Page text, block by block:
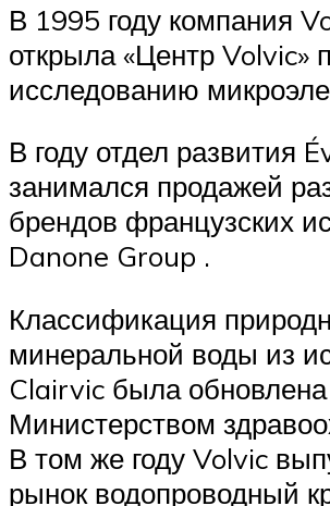
В 1995 году компания
открыла «Центр Volvic»
исследованию
В году отдел развития
занимался продажей
брендов французских
Danone Group .
Классификация
минеральной воды из
Clairvic была обновлена
Министерством
В том же году Volvic
рынок водопроводный